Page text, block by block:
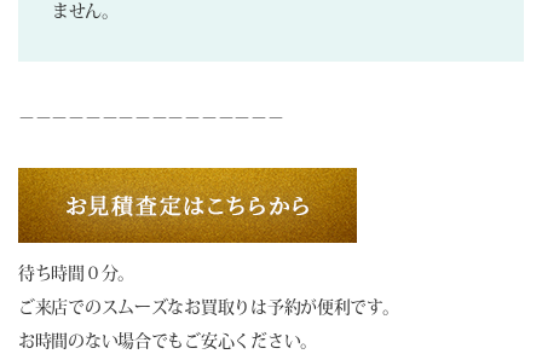
ません。
－－－－－－－－－－－－－－－－
待ち時間０分。
ご来店でのスムーズなお買取りは予約が便利です。
お時間のない場合でもご安心ください。